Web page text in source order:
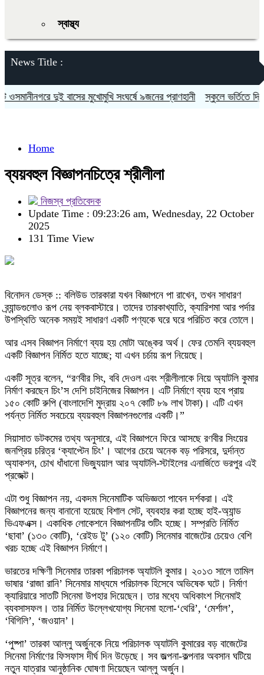
স্বাস্থ্য
News Title :
দুই বাসের মুখোমুখি সংঘর্ষে ৯জনের প্রাণহানী স্কুলে ভর্তিতে
Home
ব্যয়বহুল বিজ্ঞাপনচিত্রে শ্রীলীলা
নিজস্ব প্রতিবেদক
Update Time : 09:23:26 am, Wednesday, 22 October
2025
131 Time View
বিনোদন ডেস্ক :: বলিউড তারকারা যখন বিজ্ঞাপনে পা রাখেন, তখন সাধারণ
ব্র্যান্ডগুলোও রূপ নেয় ব্লকবাস্টারে। তাদের তারকাখ্যাতি, ক্যারিশমা আর পর্দার
উপস্থিতি অনেক সময়ই সাধারণ একটি পণ্যকে ঘরে ঘরে পরিচিত করে তোলে।
আর এসব বিজ্ঞাপন নির্মাণে ব্যয় হয় মোটা অঙ্কের অর্থ। ফের তেমনি ব্যয়বহুল
একটি বিজ্ঞাপন নির্মিত হতে যাচ্ছে; যা এখন চর্চায় রূপ নিয়েছে।
একটি সূত্র বলেন, “রণবীর সিং, ববি দেওল এবং শ্রীলীলাকে নিয়ে অ্যাটলি কুমার
নির্মাণ করছেন চিং’স দেশি চাইনিজের বিজ্ঞাপন। এটি নির্মাণে ব্যয় হবে প্রায়
১৫০ কোটি রুপি (বাংলাদেশি মুদ্রায় ২০৭ কোটি ৮৯ লাখ টাকা)। এটি এখন
পর্যন্ত নির্মিত সবচেয়ে ব্যয়বহুল বিজ্ঞাপনগুলোর একটি।”
সিয়াসাত ডটকমের তথ্য অনুসারে, এই বিজ্ঞাপনে ফিরে আসছে রণবীর সিংয়ের
জনপ্রিয় চরিত্র ‘ক্যাপ্টেন চিং’। আগের চেয়ে অনেক বড় পরিসরে, দুর্দান্ত
অ্যাকশন, চোখ ধাঁধানো ভিজ্যুয়াল আর অ্যাটলি-স্টাইলের এনার্জিতে ভরপুর এই
প্রজেক্ট।
এটা শুধু বিজ্ঞাপন নয়, একদম সিনেমাটিক অভিজ্ঞতা পাবেন দর্শকরা। এই
বিজ্ঞাপনের জন্য বানানো হয়েছে বিশাল সেট, ব্যবহার করা হচ্ছে হাই-অ্যান্ড
ভিএফএক্স। একাধিক লোকেশনে বিজ্ঞাপনটির শুটিং হচ্ছে। সম্প্রতি নির্মিত
‘ছাবা’ (১৩০ কোটি), ‘রেইড টু’ (১২০ কোটি) সিনেমার বাজেটের চেয়েও বেশি
খরচ হচ্ছে এই বিজ্ঞাপন নির্মাণে।
ভারতের দক্ষিণী সিনেমার তারকা পরিচালক অ্যাটলি কুমার। ২০১৩ সালে তামিল
ভাষার ‘রাজা রানি’ সিনেমার মাধ্যমে পরিচালক হিসেবে অভিষেক ঘটে। নির্মাণ
ক্যারিয়ারে সাতটি সিনেমা উপহার দিয়েছেন। তার মধ্যে অধিকাংশ সিনেমাই
ব্যবসাসফল। তার নির্মিত উল্লেখযোগ্য সিনেমা হলো-‘থেরি’, ‘মের্শাল’,
‘বিগিলি’, ‘জওয়ান’।
‘পুষ্পা’ তারকা আল্লু অর্জুনকে নিয়ে পরিচালক অ্যাটলি কুমারের বড় বাজেটের
সিনেমা নির্মাণের ফিসফাস দীর্ঘ দিন উড়েছে। সব জল্পনা-কল্পনার অবসান ঘটিয়ে
নতুন যাত্রার আনুষ্ঠানিক ঘোষণা দিয়েছেন আল্লু অর্জুন।